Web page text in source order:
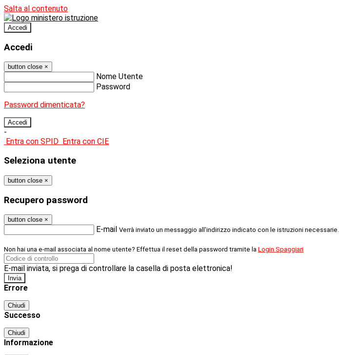
Salta al contenuto
Accedi
Accedi
button close ×
Nome Utente
Password
Password dimenticata?
-
Entra con SPID Entra con CIE
Seleziona utente
button close ×
Recupero password
button close ×
E-mail Verrà inviato un messaggio all'indirizzo indicato con le istruzioni necessarie.
Non hai una e-mail associata al nome utente? Effettua il reset della password tramite la Login Spaggiari
E-mail inviata, si prega di controllare la casella di posta elettronica!
Errore
Chiudi
Successo
Chiudi
Informazione